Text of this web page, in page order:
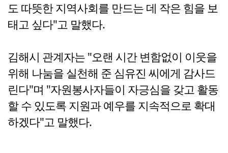
도 따뜻한 지역사회를 만드는 데 작은 힘을 보
태고 싶다"고 말했다.
김해시 관계자는 "오랜 시간 변함없이 이웃을
위해 나눔을 실천해 준 심유진 씨에게 감사드
린다"며 "자원봉사자들이 자긍심을 갖고 활동
할 수 있도록 지원과 예우를 지속적으로 확대
하겠다"고 말했다.